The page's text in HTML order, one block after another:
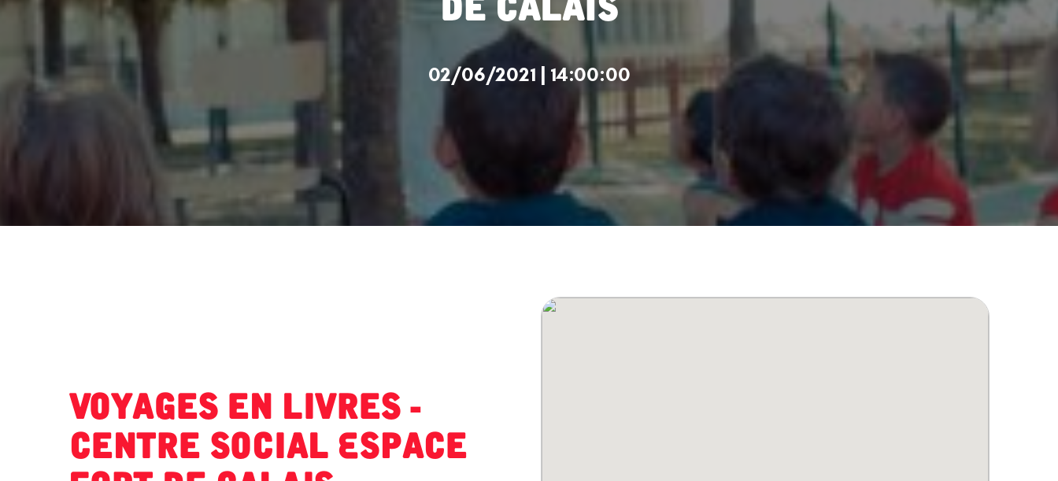
02/06/2021 | 14:00:00
Voyages en livres -
Centre social Espace